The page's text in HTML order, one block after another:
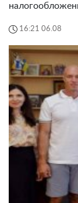
16:21 06.08